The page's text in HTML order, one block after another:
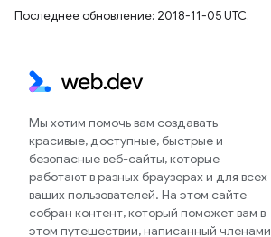
Последнее обновление: 2018-11-05 UTC.
Мы хотим помочь вам создавать
красивые, доступные, быстрые и
безопасные веб-сайты, которые
работают в разных браузерах и для всех
ваших пользователей. На этом сайте
собран контент, который поможет вам в
этом путешествии, написанный членами